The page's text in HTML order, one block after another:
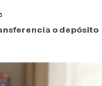
o depósito